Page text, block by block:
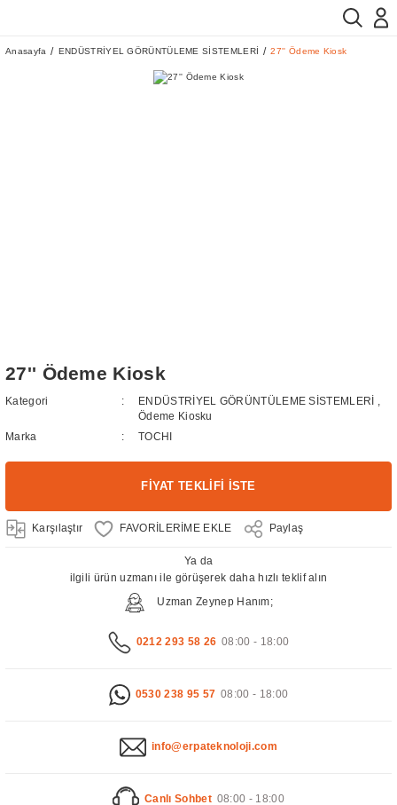
Anasayfa ENDÜSTRİYEL GÖRÜNTÜLEME SİSTEMLERİ 27'' Ödeme Kiosk
27'' Ödeme Kiosk
Kategori ENDÜSTRİYEL GÖRÜNTÜLEME SİSTEMLERİ
Ödeme Kiosku
Marka
TOCHI
FİYAT TEKLİFİ İSTE
Karşılaştır Paylaş
Ya da
ilgili ürün uzmanı ile görüşerek daha hızlı teklif alın
Uzman Zeynep Hanım;
0212 293 58 26 08:00 - 18:00
0530 238 95 57 08:00 - 18:00
info@erpateknoloji.com
Canlı Sohbet 08:00 - 18:00